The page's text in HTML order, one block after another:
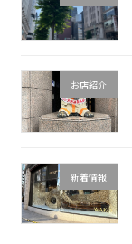
お店紹介
新着情報